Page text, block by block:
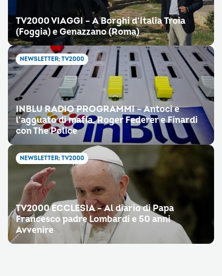
TV2000 VIAGGI – A Borghi d’Italia Troia
(Foggia) e Genazzano (Roma)
NEWSLETTER; TV2000
INBLU RADIO PROGRAMMI – Antoci e
l’agguato di mafia, Roger Federer e Finardi
con The Police
NEWSLETTER; TV2000
TV2000 ECCLESIA – Al diario di Papa
Francesco padre Lombardi e 50 anni
Avvenire